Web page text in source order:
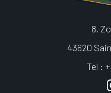
8,
43620
Tel :